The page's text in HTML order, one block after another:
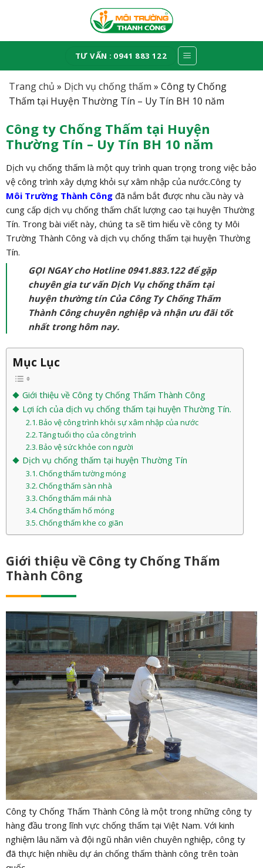
TƯ VẤN : 0941 883 122
Trang chủ » Dịch vụ chống thấm » Công ty Chống
Thấm tại Huyện Thường Tín – Uy Tín BH 10 năm
Công ty Chống Thấm tại Huyện
Thường Tín – Uy Tín BH 10 năm
Dịch vụ chống thấm là một quy trình quan trọng trong việc bảo
vệ công trình xây dựng khỏi sự xâm nhập của nước.Công ty
Môi Trường Thành Côngđã nắm bắt được nhu cầu này và
cung cấp dịch vụ chống thấm chất lượng cao tại huyện Thường
Tín. Trong bài viết này, chúng ta sẽ tìm hiểu về công ty Môi
Trường Thành Công và dịch vụ chống thấm tại huyện Thường
Tín.
GỌI NGAY cho Hotline 0941.883.122 để gặp
chuyên gia tư vấn Dịch Vụ chống thấm tại
huyện thường tín Của Công Ty Chống Thấm
Thành Công chuyên nghiệp và nhận ưu đãi tốt
nhất trong hôm nay.
Mục Lục
Giới thiệu về Công ty Chống Thấm Thành Công
Lợi ích của dịch vụ chống thấm tại huyện Thường Tín.
Bảo vệ công trình khỏi sự xâm nhập của nước
Tăng tuổi thọ của công trình
Bảo vệ sức khỏe con người
Dịch vụ chống thấm tại huyện Thường Tín
Chống thấm tường móng
Chống thấm sàn nhà
Chống thấm mái nhà
Chống thấm hố móng
Chống thấm khe co giãn
Giới thiệu về Công ty Chống Thấm
Thành Công
Công ty Chống Thấm Thành Công là một trong những công ty
hàng đầu trong lĩnh vực chống thấm tại Việt Nam. Với kinh
nghiệm lâu năm và đội ngũ nhân viên chuyên nghiệp, công ty
đã thực hiện nhiều dự án chống thấm thành công trên toàn